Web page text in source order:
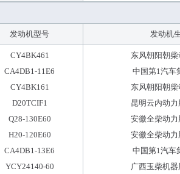
发动机型号 发动机
CY4BK461
CA4DB1-11E6
CY4BK161
D20TCIF1
Q28-130E60
H20-120E60
CA4DB1-13E6
YCY24140-60
东风朝阳朝
中国第1汽车
东风朝阳朝
昆明云内动
安徽全柴动
安徽全柴动
中国第1汽车
广西玉柴机